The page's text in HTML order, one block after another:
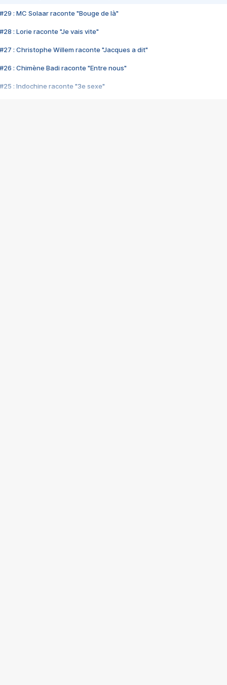
#29 : MC Solaar raconte "Bouge de là"
#28 : Lorie raconte "Je vais vite"
#27 : Christophe Willem raconte "Jacques a dit"
#26 : Chimène Badi raconte "Entre nous"
#25 : Indochine raconte "3e sexe"